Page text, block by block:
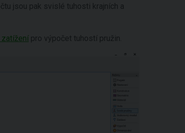
jsou pak svislé tuhosti krajních a
pro výpočet tuhostí pružin.